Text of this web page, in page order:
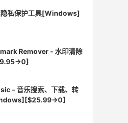
私保护工具[Windows]
Remover - 水印清除
– 音乐搜索、下载、转